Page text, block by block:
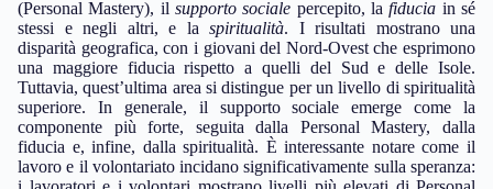
(Personal Mastery), il supporto sociale percepito, lafiducia in sé
stessi e negli altri, e la spiritualità. I risultati mostrano una
disparità geografica, con i giovani del Nord-Ovest che esprimono
una maggiore fiducia rispetto a quelli del Sud e delle Isole.
Tuttavia, quest’ultima area si distingue per un livello di spiritualità
superiore. In generale, il supporto sociale emerge come la
componente più forte, seguita dalla Personal Mastery, dalla
fiducia e, infine, dalla spiritualità. È interessante notare come il
lavoro e il volontariato incidano significativamente sulla speranza: